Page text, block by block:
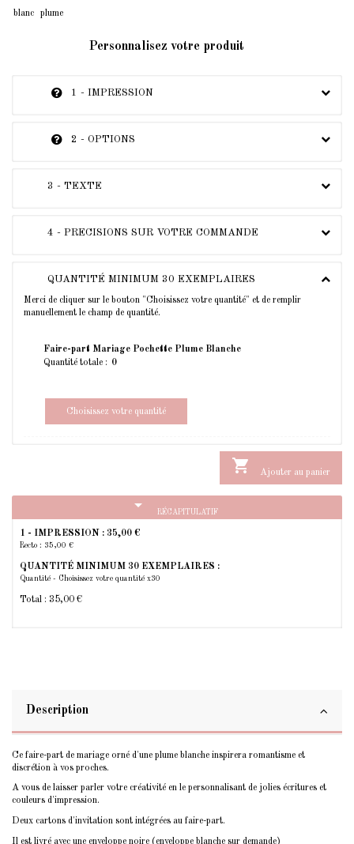
blanc plume
Personnalisez votre produit
1 - IMPRESSION
2 - OPTIONS
3 - TEXTE
4 - PRECISIONS SUR VOTRE COMMANDE
QUANTITÉ MINIMUM 30 EXEMPLAIRES
Merci de cliquer sur le bouton "Choisissez votre quantité" et de remplir
manuellement le champ de quantité.
Faire-part Mariage Pochette Plume Blanche
Quantité totale :
Choisissez votre quantité
 Ajouter au panier
arrow_drop_down RÉCAPITULATIF
1 - IMPRESSION : 35,00 €
Recto : 35,00 €
QUANTITÉ MINIMUM 30 EXEMPLAIRES :
Quantité - Choisissez votre quantité x30
Total : 35,00 €
Description
Ce faire-part de mariage orné d'une plume blanche inspirera romantisme et
discrétion à vos proches.
A vous de laisser parler votre créativité en le personnalisant de jolies écritures et
couleurs d'impression.
Deux cartons d'invitation sont intégrées au faire-part.
Il est livré avec une enveloppe noire (enveloppe blanche sur demande)